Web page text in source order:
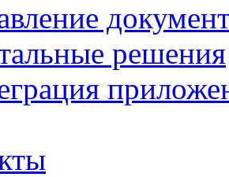
решения